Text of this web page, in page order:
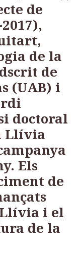
de
de la
de
(UAB) i
doctoral
Llívia
Els
de
i el
de la